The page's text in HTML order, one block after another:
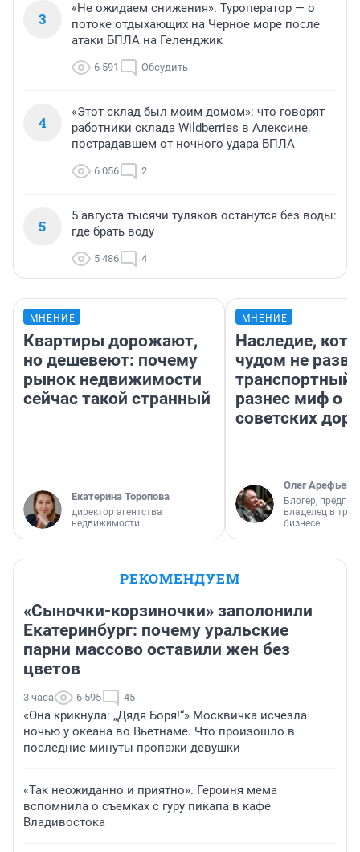
3
«Не ожидаем снижения». Туроператор — о
потоке отдыхающих на Черное море после
атаки БПЛА на Геленджик
6 591 Обсудить
4
«Этот склад был моим домом»: что говорят
работники склада Wildberries в Алексине,
пострадавшем от ночного удара БПЛА
6 056 2
5
5 августа тысячи туляков останутся без воды:
где брать воду
5 486 4
МНЕНИЕ
Квартиры дорожают,
но дешевеют: почему
рынок недвижимости
сейчас такой странный
Екатерина Торопова
директор агентства
недвижимости
МНЕНИЕ
Наследие,
чудом не
транспортный
разнес миф о
советских
Олег Арефьев
Блогер,
владелец в
бизнесе
РЕКОМЕНДУЕМ
«Сыночки-корзиночки» заполонили
Екатеринбург: почему уральские
парни массово оставили жен без
цветов
3 часа 6 595 45
«Она крикнула: „Дядя Боря!“» Москвичка исчезла
ночью у океана во Вьетнаме. Что произошло в
последние минуты пропажи девушки
«Так неожиданно и приятно». Героиня мема
вспомнила о съемках с гуру пикапа в кафе
Владивостока